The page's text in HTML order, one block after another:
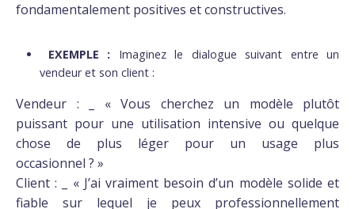
fondamentalement positives et constructives.
EXEMPLE : Imaginez le dialogue suivant entre un
vendeur et son client :
Vendeur : _ « Vous cherchez un modèle plutôt
puissant pour une utilisation intensive ou quelque
chose de plus léger pour un usage plus
occasionnel ? »
Client : _ « J’ai vraiment besoin d’un modèle solide et
fiable sur lequel je peux professionnellement